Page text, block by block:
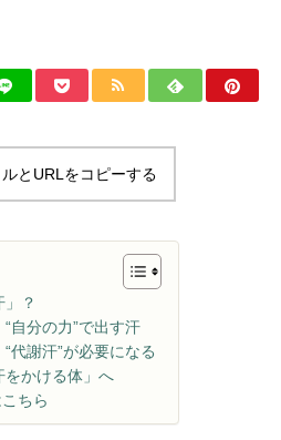
とURLをコピーする
？
自分の力”で出す汗
代謝汗”が必要になる
をかける体」へ
ちら